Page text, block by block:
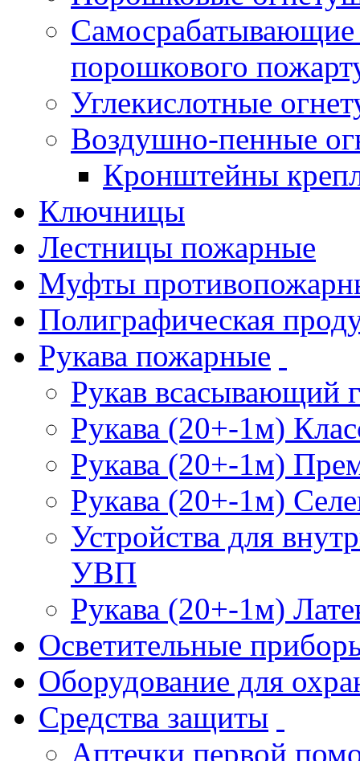
порошкового
Углекислотные
Воздушно-пенные
Кронштейны
Ключницы
Лестницы пожарные
Муфты
Полиграфическая
Рукава пожарные
Рукав всасывающий
Рукава (20+-1м)
Рукава (20+-1м)
Рукава (20+-1м)
Устройства для
УВП
Рукава (20+-1м)
Осветительные
Оборудование для
Средства защиты
Аптечки первой